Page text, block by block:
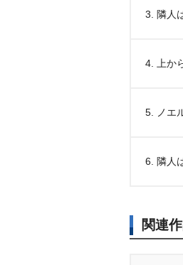
3. 隣人
4. 上か
5. ノエ
6. 隣人
関連